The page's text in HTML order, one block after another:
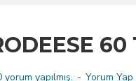
60
yorum yapılmış. - Yorum Yap